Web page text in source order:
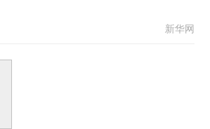
新华网